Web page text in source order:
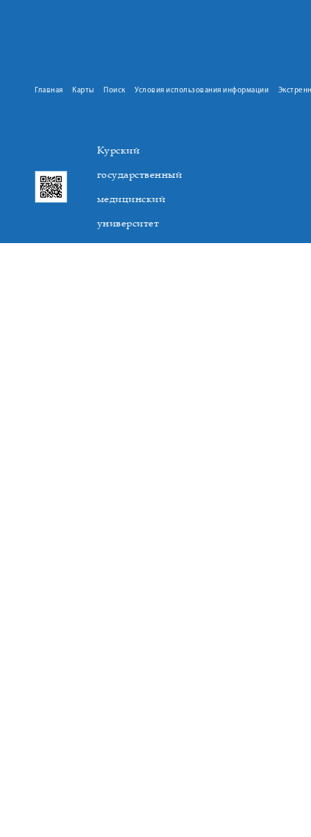
Главная Карты Поиск Условия использования информации
Курский
государственный
медицинский
университет